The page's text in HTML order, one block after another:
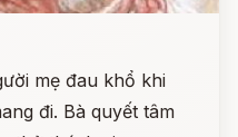
mẹ đau khổ khi
đi. Bà quyết tâm